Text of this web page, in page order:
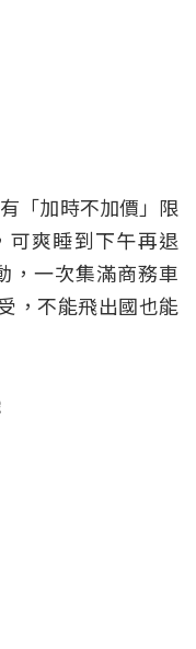
「加時不加價」限
可爽睡到下午再退
，一次集滿商務車
，不能飛出國也能